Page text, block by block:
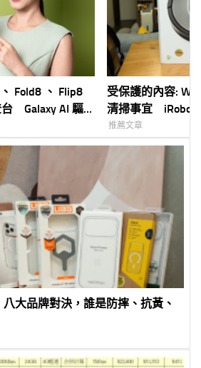
Fold8 、 Flip8
Galaxy AI 驅
慧手錶同步加入
圈
受保護的內容:
清掃事宜 iRobot
器人開箱評測
推薦文章
大品牌對決，誰是防摔、抗黃、